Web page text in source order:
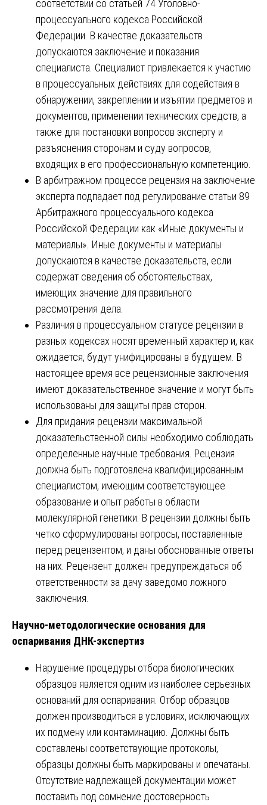
соответствии со статьей 74 Уголовно-
процессуального кодекса Российской
Федерации. В качестве доказательств
допускаются заключение и показания
специалиста. Специалист привлекается к участию
в процессуальных действиях для содействия в
обнаружении, закреплении и изъятии предметов и
документов, применении технических средств, а
также для постановки вопросов эксперту и
разъяснения сторонам и суду вопросов,
входящих в его профессиональную компетенцию.
В арбитражном процессе рецензия на заключение
эксперта подпадает под регулирование статьи 89
Арбитражного процессуального кодекса
Российской Федерации как «Иные документы и
материалы». Иные документы и материалы
допускаются в качестве доказательств, если
содержат сведения об обстоятельствах,
имеющих значение для правильного
рассмотрения дела.
Различия в процессуальном статусе рецензии в
разных кодексах носят временный характер и, как
ожидается, будут унифицированы в будущем. В
настоящее время все рецензионные заключения
имеют доказательственное значение и могут быть
использованы для защиты прав сторон.
Для придания рецензии максимальной
доказательственной силы необходимо соблюдать
определенные научные требования. Рецензия
должна быть подготовлена квалифицированным
специалистом, имеющим соответствующее
образование и опыт работы в области
молекулярной генетики. В рецензии должны быть
четко сформулированы вопросы, поставленные
перед рецензентом, и даны обоснованные ответы
на них. Рецензент должен предупреждаться об
ответственности за дачу заведомо ложного
заключения.
Научно-методологические основания для
оспаривания ДНК-экспертиз
Нарушение процедуры отбора биологических
образцов является одним из наиболее серьезных
оснований для оспаривания. Отбор образцов
должен производиться в условиях, исключающих
их подмену или контаминацию. Должны быть
составлены соответствующие протоколы,
образцы должны быть маркированы и опечатаны.
Отсутствие надлежащей документации может
поставить под сомнение достоверность